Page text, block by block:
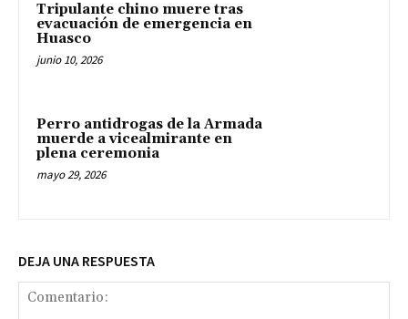
Tripulante chino muere tras
evacuación de emergencia en
Huasco
junio 10, 2026
Perro antidrogas de la Armada
muerde a vicealmirante en
plena ceremonia
mayo 29, 2026
DEJA UNA RESPUESTA